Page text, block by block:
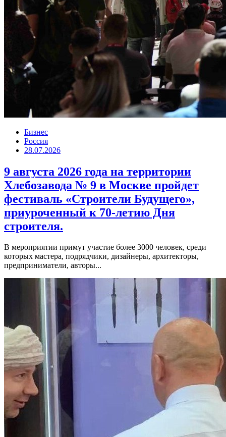
Бизнес
Россия
28.07.2026
9 августа 2026 года на территории
Хлебозавода № 9 в Москве пройдет
фестиваль «Строители Будущего»,
приуроченный к 70-летию Дня
строителя.
В мероприятии примут участие более 3000 человек, среди
которых мастера, подрядчики, дизайнеры, архитекторы,
предприниматели, авторы...